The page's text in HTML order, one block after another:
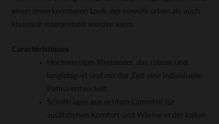
einen unverkennbaren Look, der sowohl urban als auch
klassisch interpretiert werden kann.
Caractéristiques
Hochwertiges Rindsleder, das robust und
langlebig ist und mit der Zeit eine individuelle
Patina entwickelt.
Schalkragen aus echtem Lammfell für
zusätzlichen Komfort und Wärme in der kalten